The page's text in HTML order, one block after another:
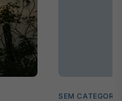
SEM CATEGORIA